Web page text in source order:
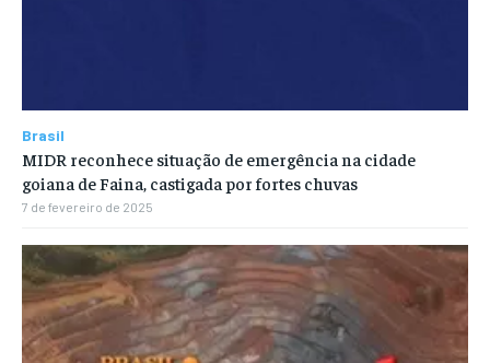
Brasil
MIDR reconhece situação de emergência na cidade
goiana de Faina, castigada por fortes chuvas
7 de fevereiro de 2025